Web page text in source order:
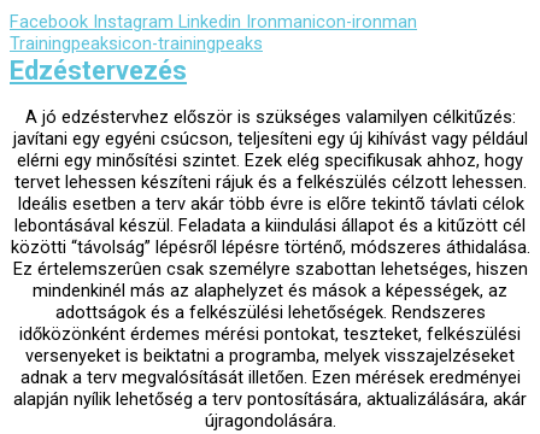
Facebook Instagram Linkedin Ironmanicon-ironman
Trainingpeaksicon-trainingpeaks
Edzéstervezés
A jó edzéstervhez először is szükséges valamilyen célkitűzés:
javítani egy egyéni csúcson, teljesíteni egy új kihívást vagy például
elérni egy minősítési szintet. Ezek elég specifikusak ahhoz, hogy
tervet lehessen készíteni rájuk és a felkészülés célzott lehessen.
Ideális esetben a terv akár több évre is elõre tekintõ távlati célok
lebontásával készül. Feladata a kiindulási állapot és a kitűzött cél
közötti “távolság” lépésről lépésre történő, módszeres áthidalása.
Ez értelemszerûen csak személyre szabottan lehetséges, hiszen
mindenkinél más az alaphelyzet és mások a képességek, az
adottságok és a felkészülési lehetőségek. Rendszeres
időközönként érdemes mérési pontokat, teszteket, felkészülési
versenyeket is beiktatni a programba, melyek visszajelzéseket
adnak a terv megvalósítását illetően. Ezen mérések eredményei
alapján nyílik lehetőség a terv pontosítására, aktualizálására, akár
újragondolására.